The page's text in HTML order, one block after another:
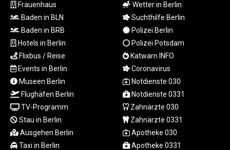
MKD 61.524236
MMK
2427.363841
MNT
4157.293457
MOP 9.314584
MUR 54.419742
MVR 17.862733
MWK
1998.775164
MXN 19.812061
MYR 4.728715
Frauenhaus
Baden in BLN
Baden in BRB
Hotels in Berlin
Flixbus / Reise
Events in Berlin
Museen Berlin
Flughäfen Berlin
TV-Programm
Stau in Berlin
Ausgehen Berlin
Taxi in Berlin
Wetter in Berlin
Suchthilfe Berlin
Polizei Berlin
Polizei Potsdam
Katwarn INFO
Coronavirus
Notdienste 030
Notdienste 0331
Zahnärzte 030
Zahnärzte 0331
Apotheke 030
Apotheke 0331